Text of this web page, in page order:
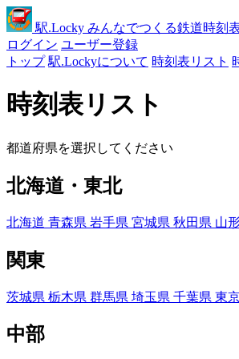
駅.Locky みんなでつくる鉄道時刻
ログイン ユーザー登録
トップ 駅.Lockyについて 時刻表リスト
時刻表リスト
都道府県を選択してください
北海道・東北
北海道 青森県 岩手県 宮城県 秋田県 山
関東
茨城県 栃木県 群馬県 埼玉県 千葉県 東
中部